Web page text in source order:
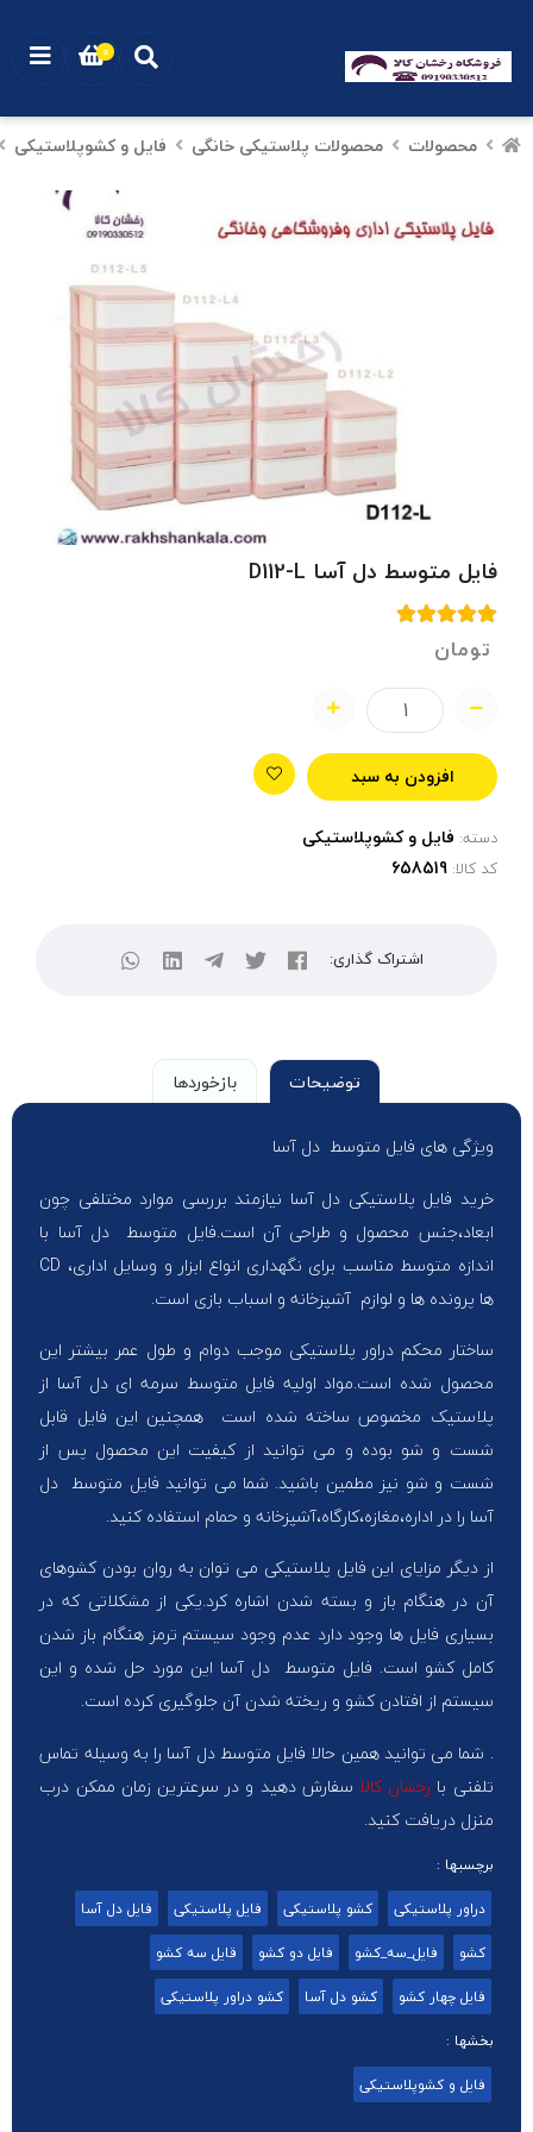
محصولات محصولات پلاستیکی خانگی فایل و کشوپلاستیکی
فایل متوسط دل آسا D112-L
تومان
افزودن به سبد
دسته: فایل و کشوپلاستیکی
کد کالا:
اشتراک گذاری:
توضیحات بازخوردها
ویژگی های فایل متوسط دل آسا
خرید فایل پلاستیکی دل آسا نیازمند بررسی موارد مختلفی چون
ابعاد،جنس محصول و طراحی آن است.فایل متوسط دل آسا با
اندازه متوسط مناسب برای نگهداری انواع ابزار و وسایل اداری، CD
ها پرونده ها و لوازم آشپزخانه و اسباب بازی است.
ساختار محکم دراور پلاستیکی موجب دوام و طول عمر بیشتر این
محصول شده است.مواد اولیه فایل متوسط سرمه ای دل آسا از
پلاستیک مخصوص ساخته شده است همچنین این فایل قابل
شست و شو بوده و می توانید از کیفیت این محصول پس از
شست و شو نیز مطمین باشید. شما می توانید فایل متوسط دل
آسا را در اداره،مغازه،کارگاه،آشپزخانه و حمام استفاده کنید.
از دیگر مزایای این فایل پلاستیکی می توان به روان بودن کشوهای
آن در هنگام باز و بسته شدن اشاره کرد.یکی از مشکلاتی که در
بسیاری فایل ها وجود دارد عدم وجود سیستم ترمز هنگام باز شدن
کامل کشو است. فایل متوسط دل آسا این مورد حل شده و این
سیستم از افتادن کشو و ریخته شدن آن جلوگیری کرده است.
. شما می توانید همین حالا فایل متوسط دل آسا را به وسیله تماس
تلفنی با رخشان کالا سفارش دهید و در سرعترین زمان ممکن درب
منزل دریافت کنید.
برچسبها :
دراور پلاستیکی
کشو پلاستیکی فایل پلاستیکی
فایل دل آسا
کشو
فایل_سه_کشو فایل دو کشو
قایل سه کشو
فایل چهار کشو
کشو دل آسا
کشو دراور پلاستیکی
بخشها :
فایل و کشوپلاستیکی
0